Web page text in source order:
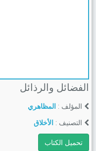
الفضائل والرذائل
المؤلف : المظاهري
التصنيف : الأخلاق
تحميل الكتاب